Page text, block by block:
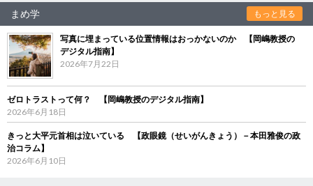
まめ学 もっと見る
写真に埋まっている位置情報はおっかないのか 【岡嶋教授の
デジタル指南】
2026年7月22日
ゼロトラストって何？ 【岡嶋教授のデジタル指南】
2026年6月18日
きっと大平元首相は泣いている 【政眼鏡（せいがんきょう）－本田雅俊の政
治コラム】
2026年6月10日